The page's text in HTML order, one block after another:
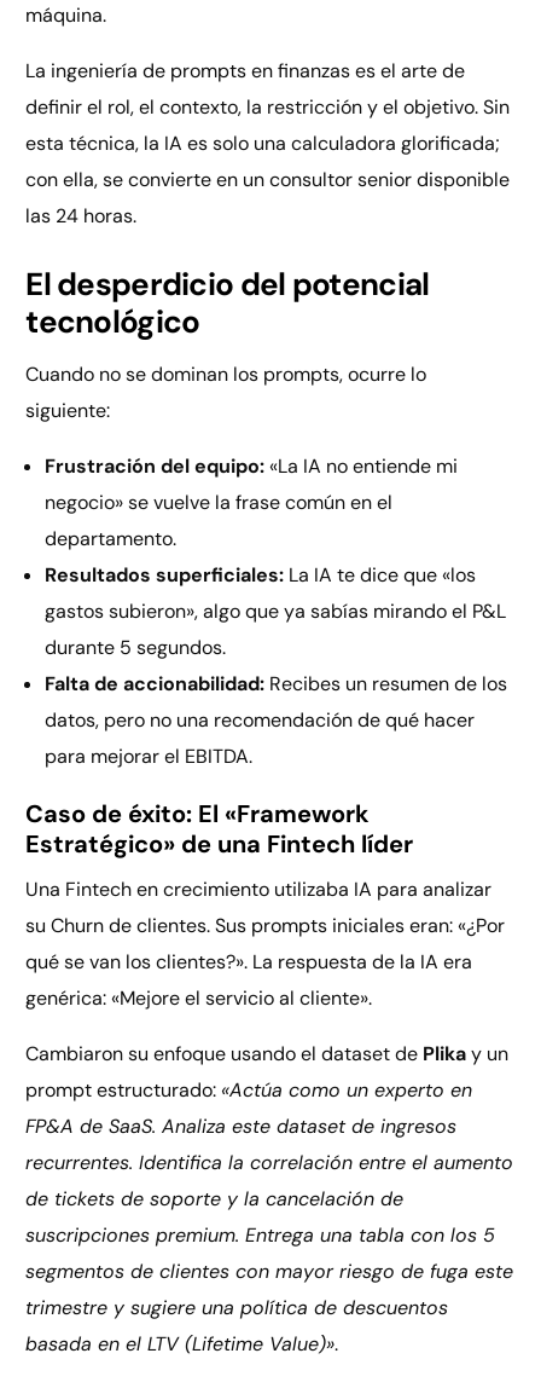
máquina.
La ingeniería de prompts en finanzas es el arte de
definir el rol, el contexto, la restricción y el objetivo. Sin
esta técnica, la IA es solo una calculadora glorificada;
con ella, se convierte en un consultor senior disponible
las 24 horas.
El desperdicio del potencial
tecnológico
Cuando no se dominan los prompts, ocurre lo
siguiente:
Frustración del equipo:«La IA no entiende mi
negocio» se vuelve la frase común en el
departamento.
Resultados superficiales: La IA te dice que «los
gastos subieron», algo que ya sabías mirando el P&L
durante 5 segundos.
Falta de accionabilidad: Recibes un resumen de los
datos, pero no una recomendación de qué hacer
para mejorar el EBITDA.
Caso de éxito: El «Framework
Estratégico» de una Fintech líder
Una Fintech en crecimiento utilizaba IA para analizar
su Churn de clientes. Sus prompts iniciales eran: «¿Por
qué se van los clientes?». La respuesta de la IA era
genérica: «Mejore el servicio al cliente».
Cambiaron su enfoque usando el dataset de Plikay un
prompt estructurado: «Actúa como un experto en
FP&A de SaaS. Analiza este dataset de ingresos
recurrentes. Identifica la correlación entre el aumento
de tickets de soporte y la cancelación de
suscripciones premium. Entrega una tabla con los 5
segmentos de clientes con mayor riesgo de fuga este
trimestre y sugiere una política de descuentos
basada en el LTV (Lifetime Value)».